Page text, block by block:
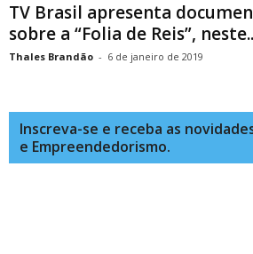
TV Brasil apresenta
sobre a “Folia de Reis”,
Thales Brandão - 6 de janeiro de 2019
Inscreva-se e receba as
e Empreendedorismo.